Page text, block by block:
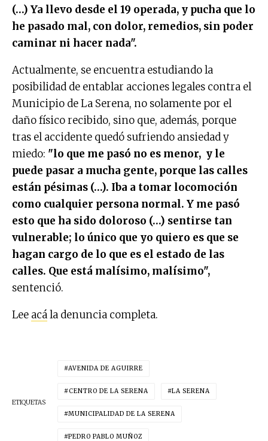
(…) Ya llevo desde el 19 operada, y pucha que lo
he pasado mal, con dolor, remedios, sin poder
caminar ni hacer nada".
Actualmente, se encuentra estudiando la
posibilidad de entablar acciones legales contra el
Municipio de La Serena, no solamente por el
daño físico recibido, sino que, además, porque
tras el accidente quedó sufriendo ansiedad y
miedo: "lo que me pasó no es menor, y le
puede pasar a mucha gente, porque las calles
están pésimas (…). Iba a tomar locomoción
como cualquier persona normal. Y me pasó
esto que ha sido doloroso (…) sentirse tan
vulnerable; lo único que yo quiero es que se
hagan cargo de lo que es el estado de las
calles. Que está malísimo, malísimo",
sentenció.
Lee acála denuncia completa.
ETIQUETAS
AVENIDA DE AGUIRRE
CENTRO DE LA SERENA LA SERENA
MUNICIPALIDAD DE LA SERENA
PEDRO PABLO MUÑOZ